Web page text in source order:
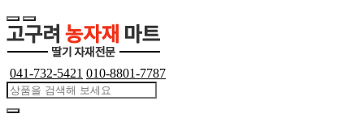
041-732-5421 010-8801-7787